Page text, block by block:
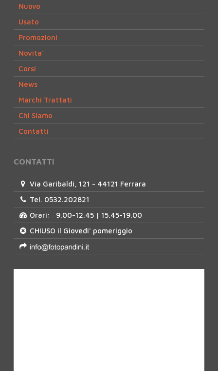
Nuovo
Usato
Promozioni
Novita'
Corsi
News
Marchi Trattati
Chi Siamo
Contatti
CONTATTI
Via Garibaldi, 121 - 44121 Ferrara
Tel. 0532.202821
Orari: 9.00-12.45 | 15.45-19.00
CHIUSO il Giovedi' pomeriggio